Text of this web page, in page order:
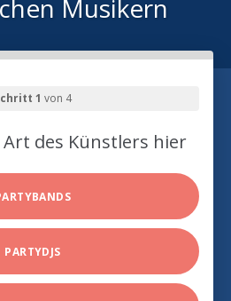
Musikern
1 von 4
Art des Künstlers hier
PARTYDJS